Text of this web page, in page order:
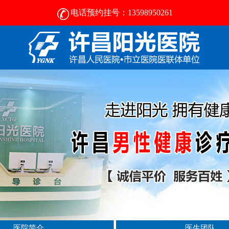
电话预约挂号：13598950261
许昌比较好的男性医院-2024正规男科医院排名-许昌阳光医院